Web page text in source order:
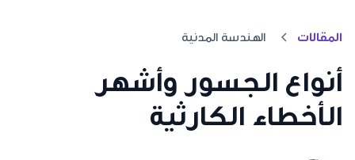
المقالات الهندسة المدنية
أنواع الجسور وأشهر
الأخطاء الكارثية